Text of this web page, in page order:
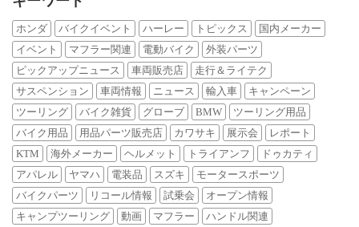
ホンダ バイクイベント ハーレー トピックス
国内メーカー
イベント
マフラー関連 電動バイク
外装パーツ
ピックアップニュース
車両販売店
走行＆ライテク
サスペンション
車両情報 ニュース 輸入車
キャンペーン
ツーリング
バイク雑貨 グローブ BMW
ツーリング用品
バイク用品
用品パーツ販売店 カワサキ 展示会
レポート
KTM
海外メーカー ヘルメット トライアンフ
ドゥカティ
アパレル
ヤマハ 電装品 スズキ
モータースポーツ
バイクパーツ
リコール情報 試乗会
オープン情報
キャンプツーリング
動画 マフラー ハンドル関連